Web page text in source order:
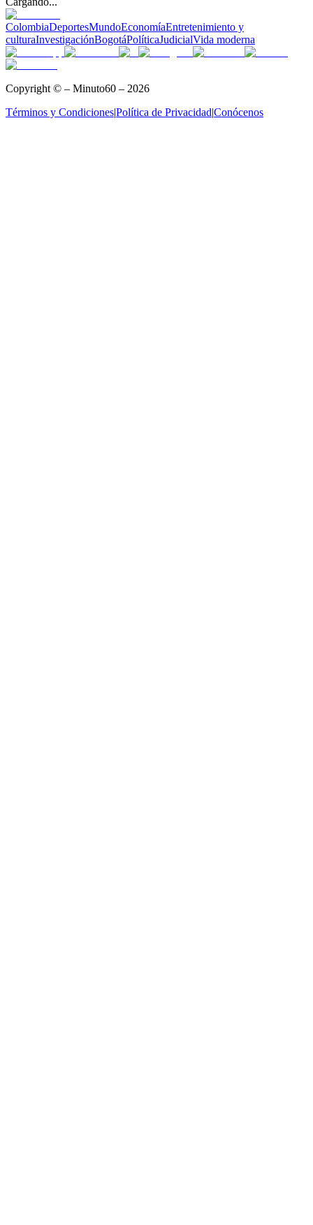
ColombiaDeportesMundoEconomíaEntretenimiento y
culturaInvestigaciónBogotáPolíticaJudicialVida moderna
Copyright © – Minuto60 – 2026
Términos y Condiciones|Política de Privacidad|Conócenos